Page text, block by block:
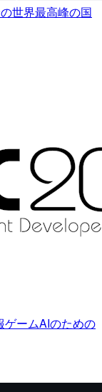
世界最高峰の国
ゲームAIのための